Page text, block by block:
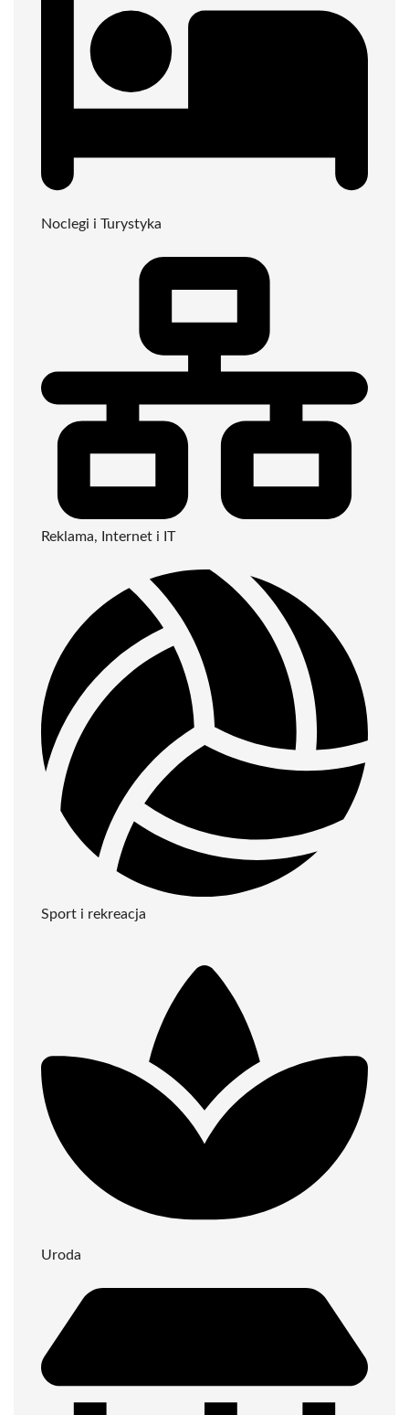
Noclegi i Turystyka
Reklama, Internet i IT
Sport i rekreacja
Uroda